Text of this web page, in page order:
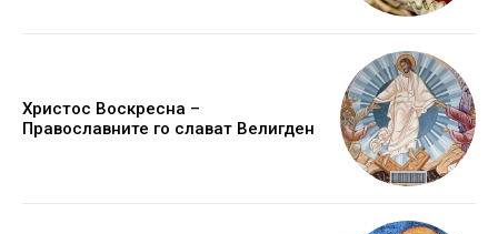
Христос Воскресна –
Православните го слават Велигден